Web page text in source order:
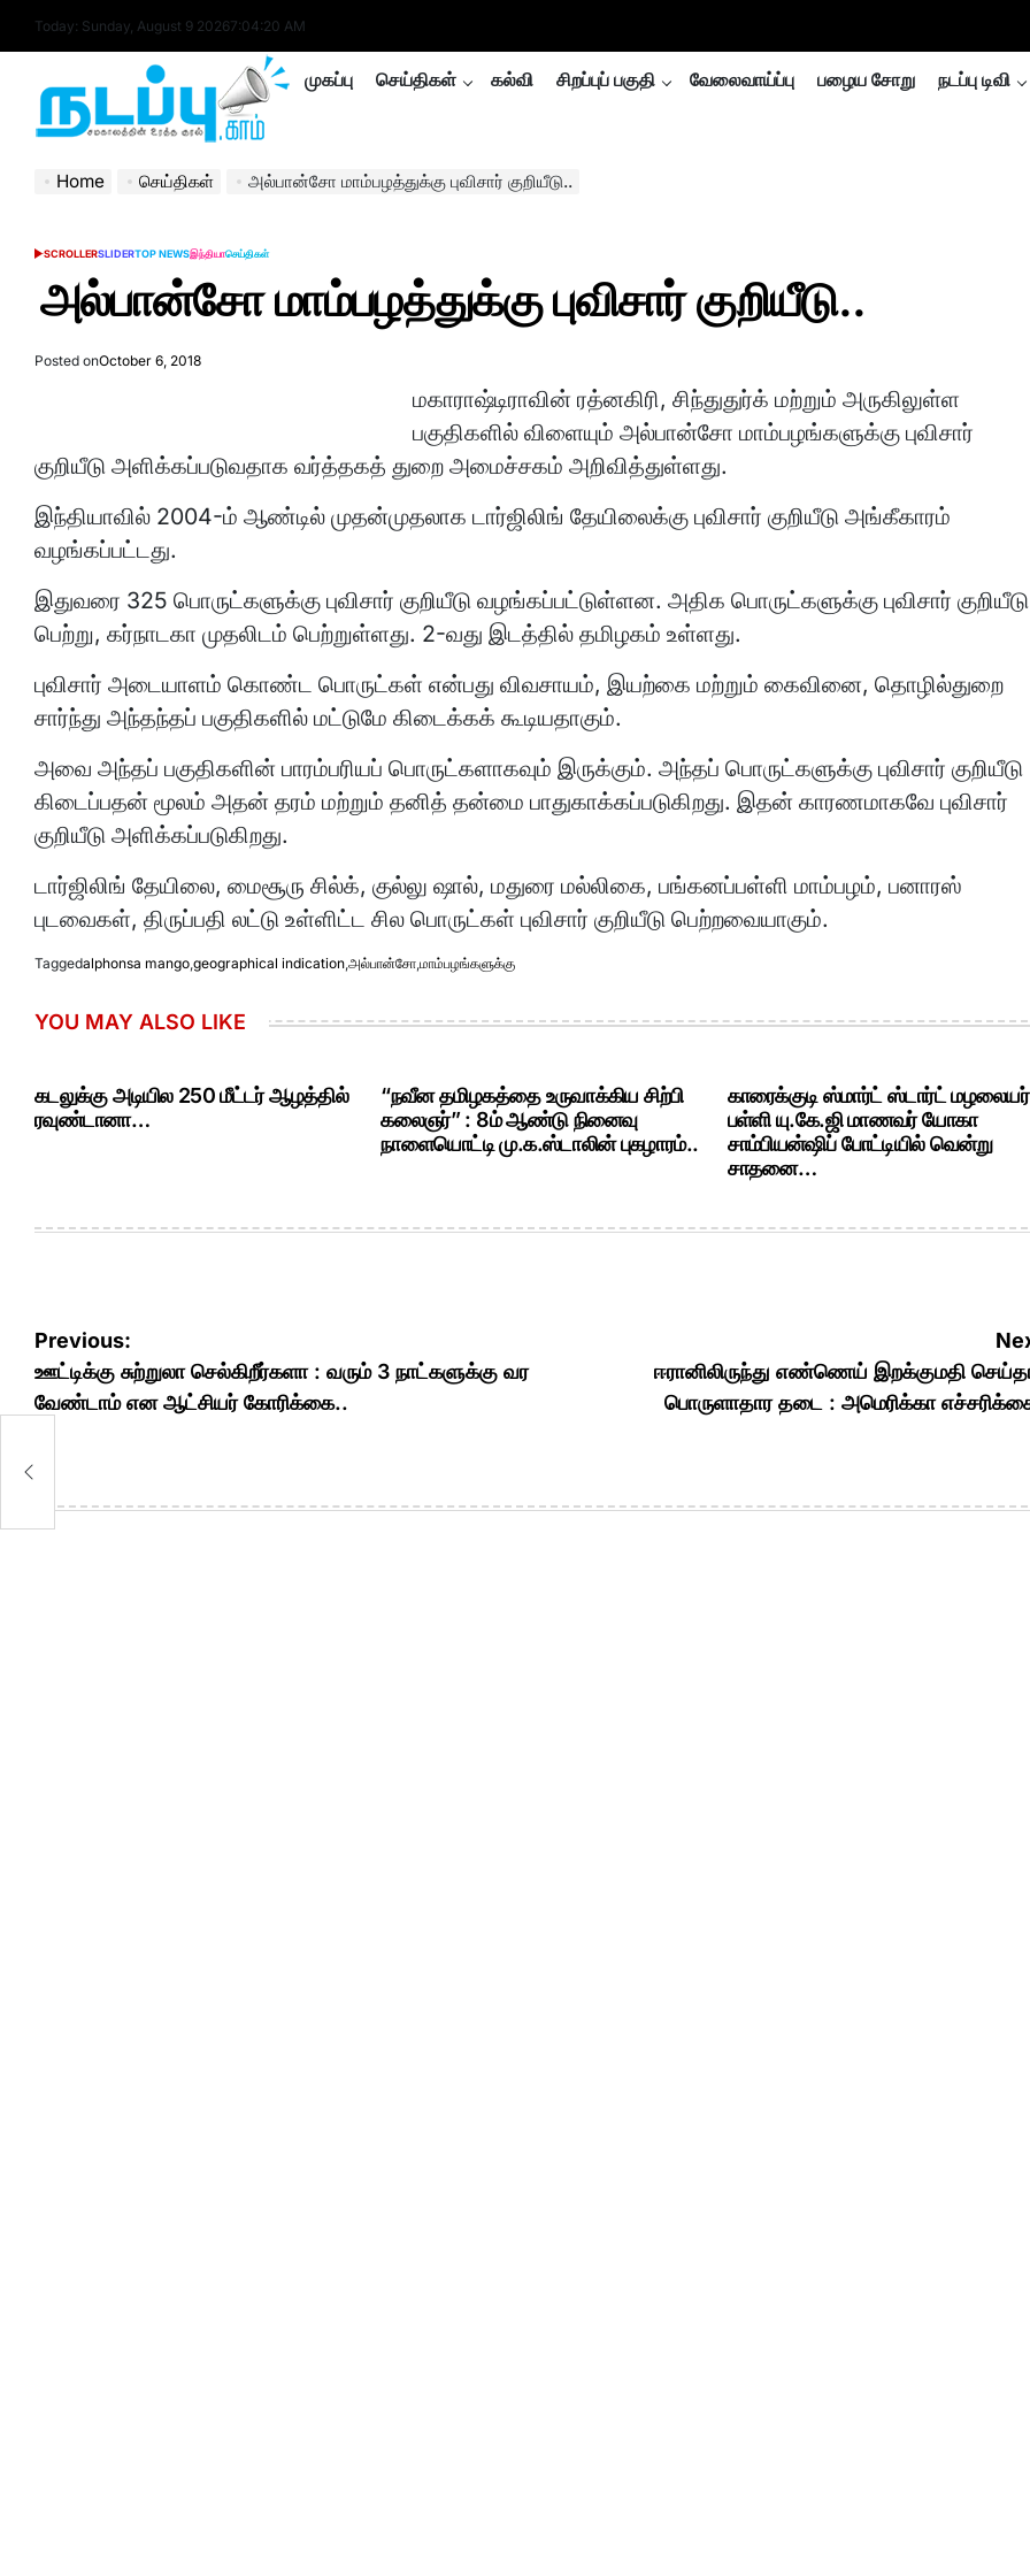
Today: Sunday, August 9 20267:04:21 AM
nadappu.com
முகப்பு செய்திகள் கல்வி சிறப்புப் பகுதி வேலைவாய்ப்பு பழைய சோறு நடப்பு டிவி
Home செய்திகள் அல்பான்சோ மாம்பழத்துக்கு புவிசார் குறியீடு..
POSTED
SCROLLERSLIDERTOP NEWSஇந்தியாசெய்திகள்
அல்பான்சோ மாம்பழத்துக்கு புவிசார் குறியீடு..
Posted onOctober 6, 2018
மகாராஷ்டிராவின் ரத்னகிரி, சிந்துதுர்க் மற்றும் அருகிலுள்ள
பகுதிகளில் விளையும் அல்பான்சோ மாம்பழங்களுக்கு புவிசார்
குறியீடு அளிக்கப்படுவதாக வர்த்தகத் துறை அமைச்சகம் அறிவித்துள்ளது.
இந்தியாவில் 2004-ம் ஆண்டில் முதன்முதலாக டார்ஜிலிங் தேயிலைக்கு புவிசார் குறியீடு அங்கீகாரம்
வழங்கப்பட்டது.
இதுவரை 325 பொருட்களுக்கு புவிசார் குறியீடு வழங்கப்பட்டுள்ளன. அதிக பொருட்களுக்கு புவிசார் குறியீடு
பெற்று, கர்நாடகா முதலிடம் பெற்றுள்ளது. 2-வது இடத்தில் தமிழகம் உள்ளது.
புவிசார் அடையாளம் கொண்ட பொருட்கள் என்பது விவசாயம், இயற்கை மற்றும் கைவினை, தொழில்துறை
சார்ந்து அந்தந்தப் பகுதிகளில் மட்டுமே கிடைக்கக் கூடியதாகும்.
அவை அந்தப் பகுதிகளின் பாரம்பரியப் பொருட்களாகவும் இருக்கும். அந்தப் பொருட்களுக்கு புவிசார் குறியீடு
கிடைப்பதன் மூலம் அதன் தரம் மற்றும் தனித் தன்மை பாதுகாக்கப்படுகிறது. இதன் காரணமாகவே புவிசார்
குறியீடு அளிக்கப்படுகிறது.
டார்ஜிலிங் தேயிலை, மைசூரு சில்க், குல்லு ஷால், மதுரை மல்லிகை, பங்கனப்பள்ளி மாம்பழம், பனாரஸ்
புடவைகள், திருப்பதி லட்டு உள்ளிட்ட சில பொருட்கள் புவிசார் குறியீடு பெற்றவையாகும்.
Taggedalphonsa mango,geographical indication,அல்பான்சோ,மாம்பழங்களுக்கு
YOU MAY ALSO LIKE
கடலுக்கு அடியில 250 மீட்டர் ஆழத்தில்
ரவுண்டானா…
“நவீன தமிழகத்தை உருவாக்கிய சிற்பி
கலைஞர்” : 8ம் ஆண்டு நினைவு
நாளையொட்டி மு.க.ஸ்டாலின் புகழாரம்..
காரைக்குடி ஸ்மார்ட் ஸ்டார்ட் மழலையர்
பள்ளி யு.கே.ஜி மாணவர் யோகா
சாம்பியன்ஷிப் போட்டியில் வென்று
சாதனை…
Post
navigation
Previous:
ஊட்டிக்கு சுற்றுலா செல்கிறீர்களா : வரும் 3 நாட்களுக்கு வர
வேண்டாம் என ஆட்சியர் கோரிக்கை..
ஈரானிலிருந்து எண்ணெய் இறக்குமதி
பொருளாதார தடை : அமெரிக்கா